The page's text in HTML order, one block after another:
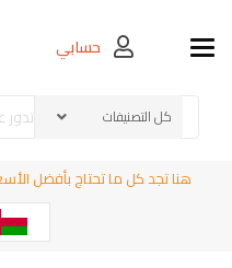
Toggle navigationحسابي
هنا تجد كل ما تحتاج بأفضل